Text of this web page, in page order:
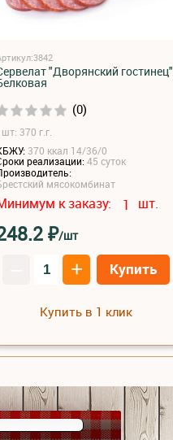
"Дворянский гостинец"
(0)
370 г.г.
370 ккал 14/36/0
реализации:45 суток
мясокомбинат
к заказу: 1 шт.
₽/шт
+ Купить
Купить в 1 клик